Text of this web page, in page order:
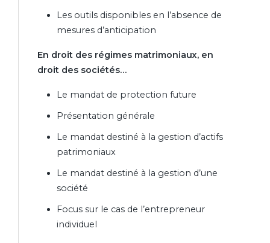
Les outils disponibles en l’absence de
mesures d’anticipation
En droit des régimes matrimoniaux, en
droit des sociétés…
Le mandat de protection future
Présentation générale
Le mandat destiné à la gestion d’actifs
patrimoniaux
Le mandat destiné à la gestion d’une
société
Focus sur le cas de l’entrepreneur
individuel